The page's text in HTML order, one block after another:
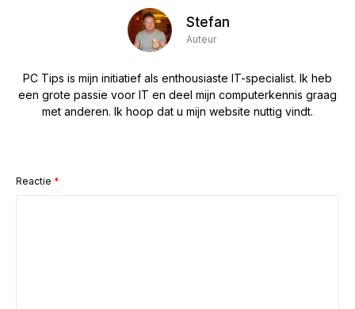
Stefan
Auteur
PC Tips is mijn initiatief als enthousiaste IT-specialist. Ik heb
een grote passie voor IT en deel mijn computerkennis graag
met anderen. Ik hoop dat u mijn website nuttig vindt.
Reactie *